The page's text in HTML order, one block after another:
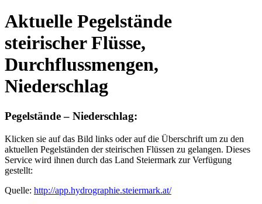
Aktuelle Pegelstände
steirischer Flüsse,
Durchflussmengen,
Niederschlag
Pegelstände – Niederschlag:
Klicken sie auf das Bild links oder auf die Überschrift um zu den
aktuellen Pegelständen der steirischen Flüssen zu gelangen. Dieses
Service wird ihnen durch das Land Steiermark zur Verfügung
gestellt:
Quelle: http://app.hydrographie.steiermark.at/